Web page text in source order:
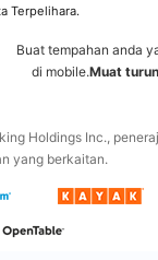
Terpelihara.
Buat tempahan anda
di mobile.Muat
Holdings Inc.,
yang berkaitan.